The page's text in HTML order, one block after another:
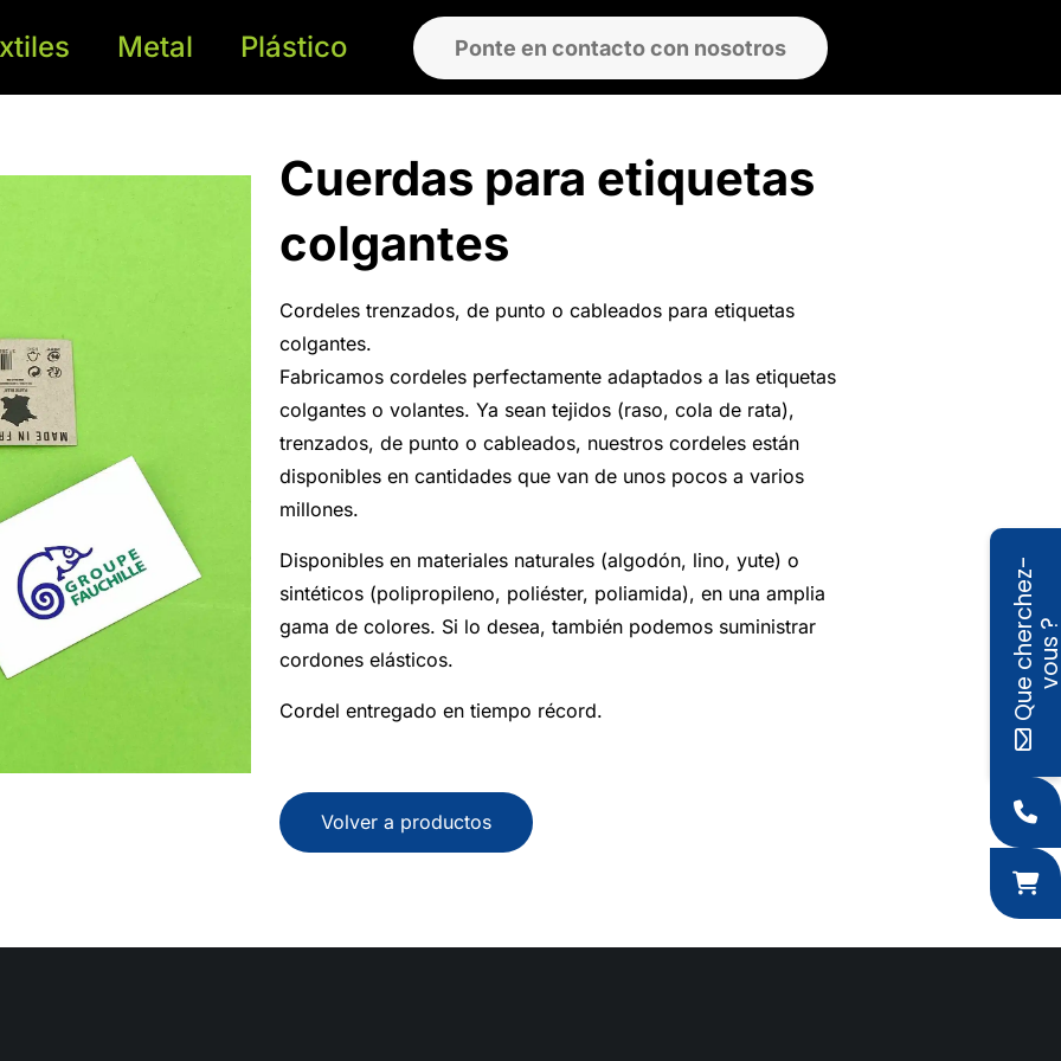
Metal Plástico Ponte en contacto con nosotros
Cuerdas para etiquetas
colgantes
Cordeles trenzados, de punto o cableados para etiquetas
colgantes.
Fabricamos cordeles perfectamente adaptados a las etiquetas
colgantes o volantes. Ya sean tejidos (raso, cola de rata),
trenzados, de punto o cableados, nuestros cordeles están
disponibles en cantidades que van de unos pocos a varios
millones.
Disponibles en materiales naturales (algodón, lino, yute) o
sintéticos (polipropileno, poliéster, poliamida), en una amplia
gama de colores. Si lo desea, también podemos suministrar
cordones elásticos.
Cordel entregado en tiempo récord.
Volver a productos
Q
u
e
c
h
e
r
c
h
e
z
-
v
o
u
s